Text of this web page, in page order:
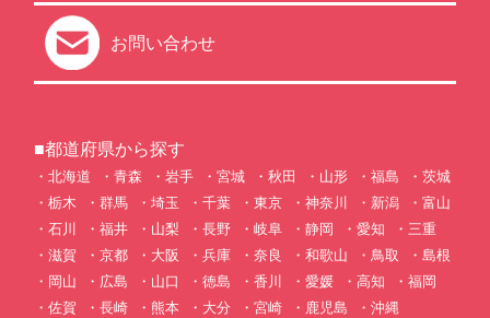
お問い合わせ
■都道府県から探す
北海道 青森 岩手 宮城 秋田 山形 福島
茨城
栃木
群馬 埼玉 千葉 東京 神奈川 新潟
富山
石川
福井 山梨 長野 岐阜 静岡 愛知
三重
滋賀
京都 大阪 兵庫 奈良 和歌山 鳥取
島根
岡山
広島 山口 徳島 香川 愛媛 高知
福岡
佐賀
長崎 熊本 大分 宮崎 鹿児島 沖縄